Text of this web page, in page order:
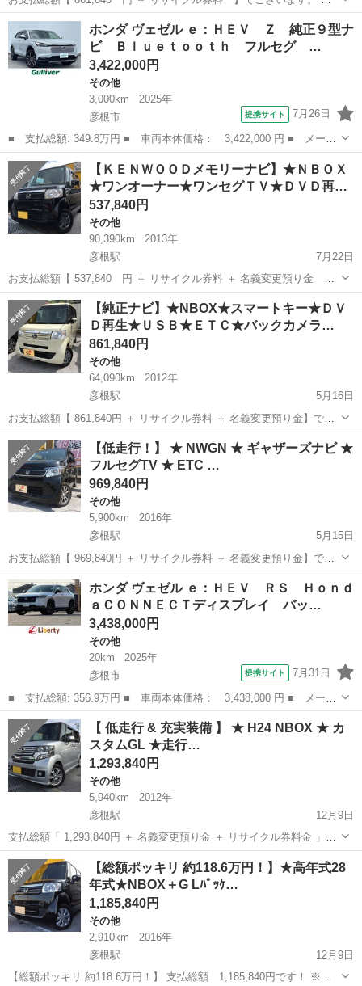
回出品させて頂きます車両は、 「日本にベストな新しいのりものを創
造したい」という思いを込めた 軽乗用車「N」シリーズの第一弾モデ
ル「...
滋賀 彦根市 彦根駅 その他
ホンダ ヴェゼル ｅ：ＨＥＶ Ｚ 純正９型ナ
ビ Ｂｌｕｅｔｏｏｔｈ フルセグ …
3,422,000円
その他
3,000km
2025年
彦根市
提携サイト 7月26日
■ 支払総額: 349.8万円 ■ 車両本体価格： 3,422,000 円 ■ メーカ
ー名： ホンダ ■ 車種名： ヴェゼル ■ グレード名： ｅ：ＨＥ
Ｖ Ｚ 純正９型ナビ Ｂｌｕｅｔｏｏｔｈ フルセグ バックカメ
ラ ステ...
滋賀 彦根市
【ＫＥＮＷＯＯＤメモリーナビ】★ＮＢＯＸ
★ワンオーナー★ワンセグＴＶ★ＤＶＤ再…
537,840円
その他
90,390km
2013年
彦根駅
7月22日
お支払総額【 537,840 円 ＋ リサイクル券料 ＋ 名義変更預り金 】
でございます。 ※名義変更確認後、預り金は返金させて頂きます。 今
回出品させて頂きます車両は、 「日本にベストな新しいのりものを創
造し...
滋賀 彦根市 彦根駅 その他 AUX
【純正ナビ】★NBOX★スマートキー★ＤＶ
Ｄ再生★ＵＳＢ★ＥＴＣ★バックカメラ…
861,840円
その他
64,090km
2012年
彦根駅
5月16日
お支払総額【 861,840円 ＋ リサイクル券料 ＋ 名義変更預り金】でご
ざいます。 ※名義変更確認後、預り金は返金させて頂きます。 今回出
品させて頂きます車両は、 「日本にベストな新しいのりものを創造し
たい...
滋賀 彦根市 彦根駅 その他
【低走行！】 ★ NWGN ★ ギャザーズナビ ★
フルセグTV ★ ETC …
969,840円
その他
5,900km
2016年
彦根駅
5月15日
お支払総額【 969,840円 ＋ リサイクル券料 ＋ 名義変更預り金】でご
ざいます。 ※名義変更確認後、預り金は返金させて頂きます。 今回出
品させて頂きます車両は、 「N」シリーズの第4弾モデルとなる新型軽
乗...
滋賀 彦根市 彦根駅 その他
ホンダ ヴェゼル ｅ：ＨＥＶ ＲＳ Ｈｏｎｄ
ａＣＯＮＮＥＣＴディスプレイ バッ…
3,438,000円
その他
20km
2025年
彦根市
提携サイト 7月31日
■ 支払総額: 356.9万円 ■ 車両本体価格： 3,438,000 円 ■ メーカ
ー名： ホンダ ■ 車種名： ヴェゼル ■ グレード名： ｅ：ＨＥ
Ｖ ＲＳ ＨｏｎｄａＣＯＮＮＥＣＴディスプレイ バックカメラ
クリアラ...
滋賀 彦根市 その他
【 低走行 & 充実装備 】 ★ H24 NBOX ★ カ
スタムGL ★走行…
1,293,840円
その他
5,940km
2012年
彦根駅
12月9日
支払総額「 1,293,840円 ＋ 名義変更預り金 ＋ リサイクル券料金 」で
す！ ※名義変更預り金発生します。（登録確認後に返金します。） 高
年式！24年式！ 走行距離！なんっと！わずか5,940㎞！ ...
滋賀 彦根市 彦根駅 その他 NBOX
【総額ポッキリ 約118.6万円！】★高年式28
年式★NBOX＋G Lﾊﾟｯｹ…
1,185,840円
その他
2,910km
2016年
彦根駅
12月9日
【総額ポッキリ 約118.6万円！】 支払総額 1,185,840円です！ ※名